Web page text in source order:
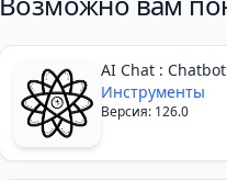
В этой VIP-
Эксклюзивные FLTR.
изображения.
Более 3K+ премиум-
фонами.
AI Chat :
Assistant
Инструменты
Версия: 126.0